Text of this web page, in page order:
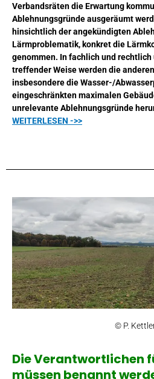
Verbandsrä­ten die Erwartung
Ablehnungsgründe ausgeräumt
hinsichtlich der angekündigten
Lärmproblematik, konkret die
genommen. In fachlich und
treffender Weise werden die
insbesondere die Wasser-/
eingeschränkten maximalen
unrelevante Ablehnungsgründe
WEITERLESEN ->>
© P.
Die Verantwortlichen
müssen benannt